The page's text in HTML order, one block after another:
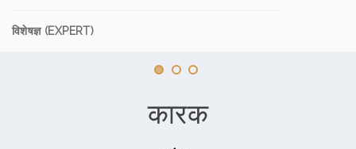
विशेषज्ञ (EXPERT)
कारक